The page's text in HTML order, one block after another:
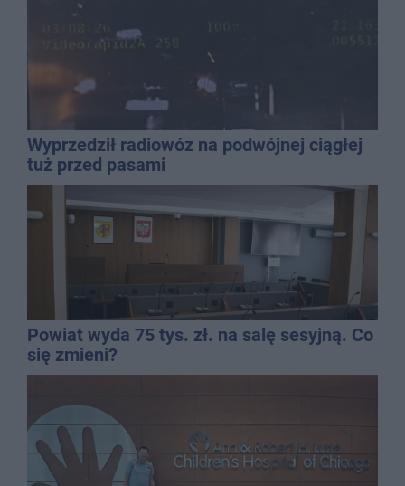
Wyprzedził radiowóz na podwójnej ciągłej
tuż przed pasami
Powiat wyda 75 tys. zł. na salę sesyjną. Co
się zmieni?